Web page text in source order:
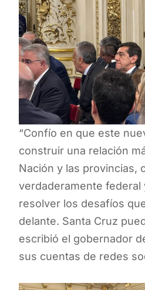
“Confío en que este
construir una relación
Nación y las provincias,
verdaderamente federal
resolver los desafíos
delante. Santa Cruz
escribió el gobernador
sus cuentas de redes